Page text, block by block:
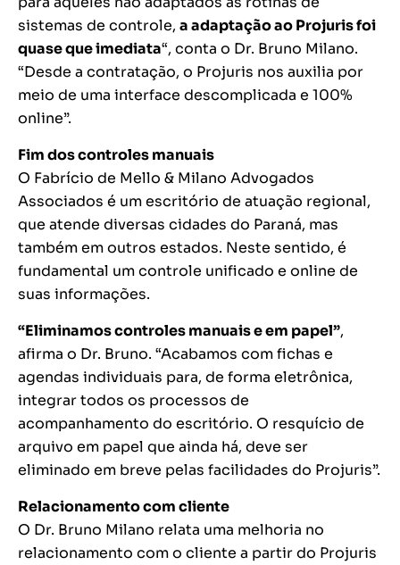
sistemas de controle, a adaptação ao Projuris foi
quase que imediata“, conta o Dr. Bruno Milano.
“Desde a contratação, o Projuris nos auxilia por
meio de uma interface descomplicada e 100%
online”.
Fim dos controles manuais
O Fabrício de Mello & Milano Advogados
Associados é um escritório de atuação regional,
que atende diversas cidades do Paraná, mas
também em outros estados. Neste sentido, é
fundamental um controle unificado e online de
suas informações.
“Eliminamos controles manuais e em papel”,
afirma o Dr. Bruno. “Acabamos com fichas e
agendas individuais para, de forma eletrônica,
integrar todos os processos de
acompanhamento do escritório. O resquício de
arquivo em papel que ainda há, deve ser
eliminado em breve pelas facilidades do Projuris”.
Relacionamento com cliente
O Dr. Bruno Milano relata uma melhoria no
relacionamento com o cliente a partir do Projuris